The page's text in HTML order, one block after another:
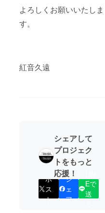
よろしくお願いいたしま
す。
紅音久遠
シェアして
プロジェク
トをもっと
応援！
ポ
ス
ト
シ
ェ
ア
Eで
送